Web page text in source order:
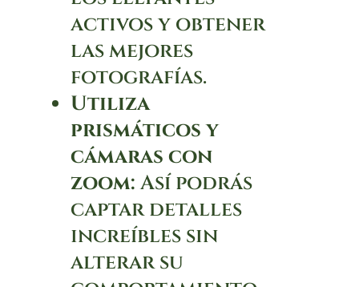
activos y obtener
las mejores
fotografías.
Utiliza
prismáticos y
cámaras con
zoom:Así podrás
captar detalles
increíbles sin
alterar su